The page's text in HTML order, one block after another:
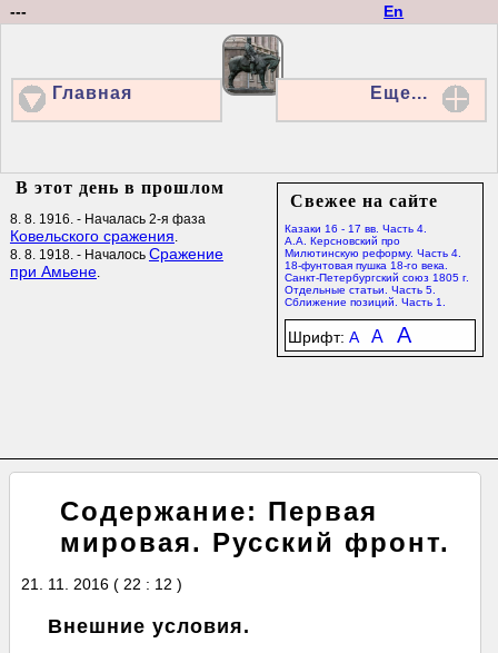
En
---
Главная Еще...
Свежее на сайте
Казаки 16 - 17 вв. Часть 4.
А.А. Керсновский про
Милютинскую реформу. Часть 4.
18-фунтовая пушка 18-го века.
Санкт-Петербургский союз 1805 г.
Отдельные статьи. Часть 5.
Сближение позиций. Часть 1.
Шрифт: A A A
В этот день в прошлом
8. 8. 1916. - Началась 2-я фаза
Ковельского сражения.
8. 8. 1918. - Началось Сражение
при Амьене.
Содержание: Первая
мировая. Русский фронт.
21. 11. 2016 ( 22 : 12 )
Внешние условия.